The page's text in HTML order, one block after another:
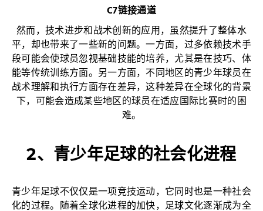
C7链接通道
然而，技术进步和战术创新的应用，虽然提升了整体水
平，却也带来了一些新的问题。一方面，过多依赖技术手
段可能会使球员忽视基础技能的培养，尤其是在技巧、体
能等传统训练方面。另一方面，不同地区的青少年球员在
战术理解和执行方面存在差异，这种差异在全球化的背景
下，可能会造成某些地区的球员在适应国际比赛时的困
难。
2、青少年足球的社会化进程
青少年足球不仅仅是一项竞技运动，它同时也是一种社会
化的过程。随着全球化进程的加快，足球文化逐渐成为全